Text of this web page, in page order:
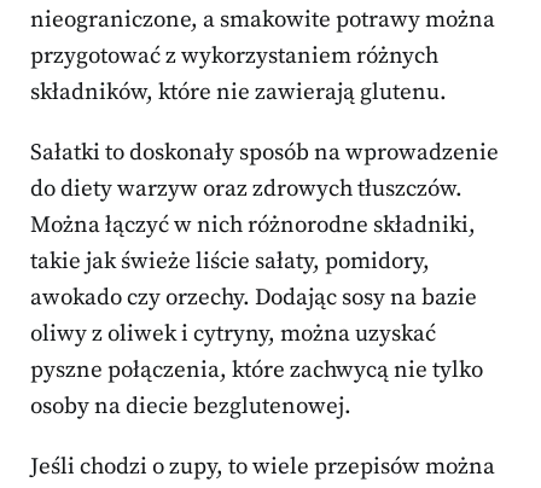
nieograniczone, a smakowite potrawy można
przygotować z wykorzystaniem różnych
składników, które nie zawierają glutenu.
Sałatki to doskonały sposób na wprowadzenie
do diety warzyw oraz zdrowych tłuszczów.
Można łączyć w nich różnorodne składniki,
takie jak świeże liście sałaty, pomidory,
awokado czy orzechy. Dodając sosy na bazie
oliwy z oliwek i cytryny, można uzyskać
pyszne połączenia, które zachwycą nie tylko
osoby na diecie bezglutenowej.
Jeśli chodzi o zupy, to wiele przepisów można